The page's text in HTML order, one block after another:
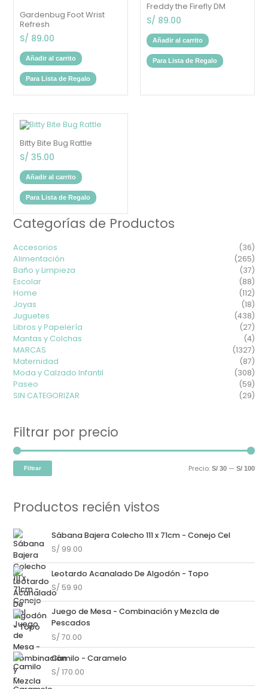
Categorías de Productos
Accesorios
(36)
Alimentación
(265)
Baño y Limpieza
(37)
Escolar
(88)
Home
(112)
Joyas
(18)
Juguetes
(438)
Libros y Papelería
(27)
Mantas y Colchas
(4)
MARCAS
(1327)
Maternidad
(87)
Moda y Calzado Infantil
(308)
Paseo
(59)
SIN CATEGORIZAR
(29)
Filtrar por precio
Filtrar Precio: S/ 30— S/ 100
Productos recién vistos
Sábana Bajera Colecho 111 x 71cm - Conejo Cel
S/ 99.00
Leotardo Acanalado De Algodón - Topo
S/ 59.90
Juego de Mesa - Combinación y Mezcla de
Pescados
S/ 70.00
Camilo - Caramelo
S/ 170.00
Gardenbug Foot Wrist
Refresh
S/ 89.00
Añadir al carrito
Para Lista de Regalo
Freddy the Firefly DM
S/ 89.00
Añadir al carrito
Para Lista de Regalo
Bitty Bite Bug Rattle
S/ 35.00
Añadir al carrito
Para Lista de Regalo